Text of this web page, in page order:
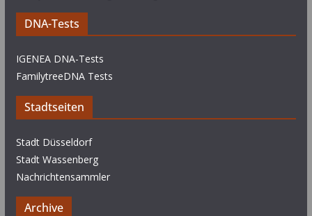
DNA-Tests
IGENEA DNA-Tests
FamilytreeDNA Tests
Stadtseiten
Stadt Düsseldorf
Stadt Wassenberg
Nachrichtensammler
Archive